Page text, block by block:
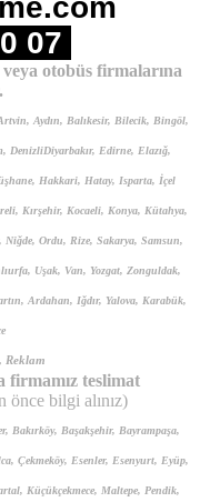
07
otobüs firmalarına
Aydın, Balıkesir, Bilecik, Bingöl,
Edirne, Elazığ,
Hakkari, Hatay, Isparta, İçel
Kırşehir, Kocaeli, Konya, Kütahya,
Ordu, Rize, Sakarya, Samsun,
Uşak, Van, Yozgat, Zonguldak,
Ardahan, Iğdır, Yalova, Karabük,
Reklam
firmamız teslimat
önce bilgi alınız)
Bakırköy, Başakşehir, Bayrampaşa,
Çekmeköy, Esenler, Esenyurt, Eyüp,
Küçükçekmece, Maltepe, Pendik,